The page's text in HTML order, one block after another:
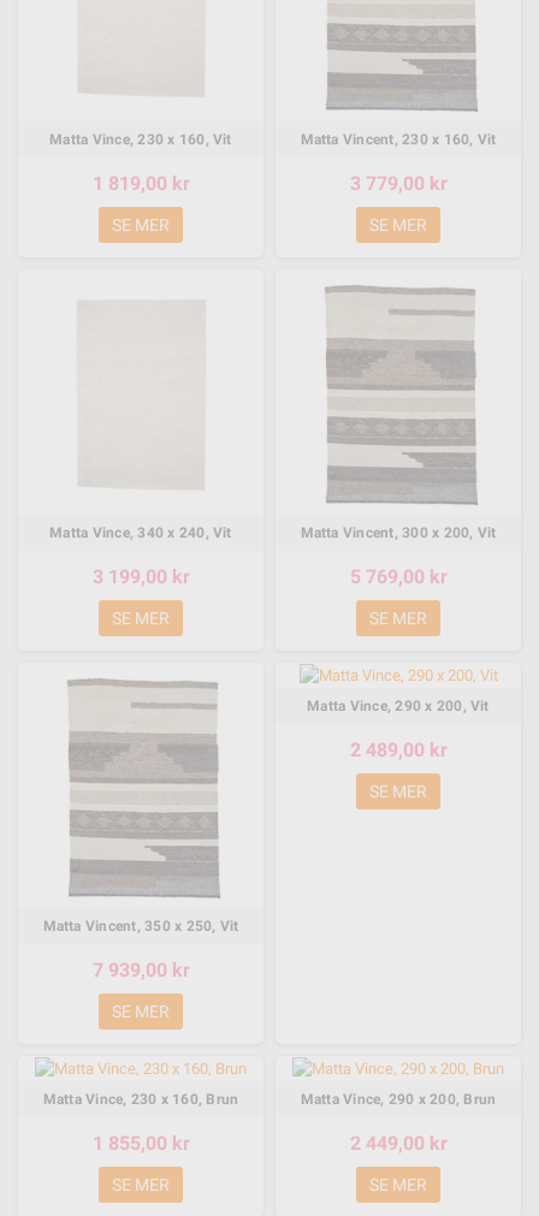
Matta Vince, 230 x 160, Vit
1 819,00 kr
SE MER
Matta Vincent, 230 x 160, Vit
3 779,00 kr
SE MER
Matta Vince, 340 x 240, Vit
3 199,00 kr
SE MER
Matta Vincent, 300 x 200, Vit
5 769,00 kr
SE MER
Matta Vincent, 350 x 250, Vit
7 939,00 kr
SE MER
Matta Vince, 290 x 200, Vit
2 489,00 kr
SE MER
Matta Vince, 230 x 160, Brun
1 855,00 kr
SE MER
Matta Vince, 290 x 200, Brun
2 449,00 kr
SE MER